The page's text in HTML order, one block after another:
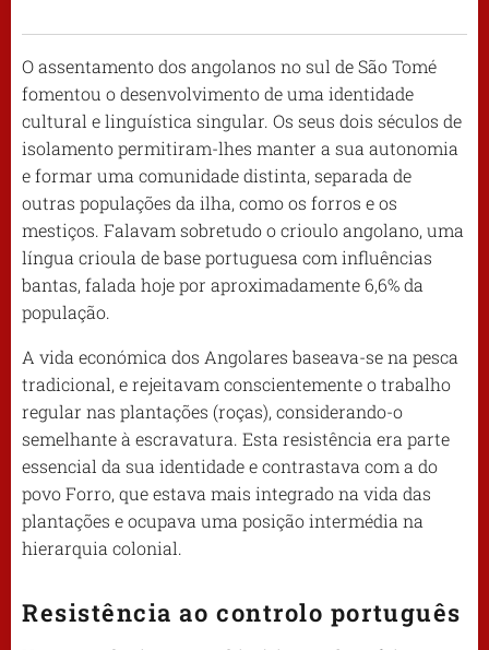
O assentamento dos angolanos no sul de São Tomé
fomentou o desenvolvimento de uma identidade
cultural e linguística singular. Os seus dois séculos de
isolamento permitiram-lhes manter a sua autonomia
e formar uma comunidade distinta, separada de
outras populações da ilha, como os forros e os
mestiços. Falavam sobretudo o crioulo angolano, uma
língua crioula de base portuguesa com influências
bantas, falada hoje por aproximadamente 6,6% da
população.
A vida económica dos Angolares baseava-se na pesca
tradicional, e rejeitavam conscientemente o trabalho
regular nas plantações (roças), considerando-o
semelhante à escravatura. Esta resistência era parte
essencial da sua identidade e contrastava com a do
povo Forro, que estava mais integrado na vida das
plantações e ocupava uma posição intermédia na
hierarquia colonial.
Resistência ao controlo português